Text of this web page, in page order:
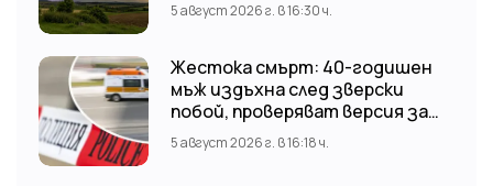
5 август 2026 г. в 16:30 ч.
Жестока смърт: 40-годишен
мъж издъхна след зверски
побой, проверяват версия за
нападение от тийнейджъри
5 август 2026 г. в 16:18 ч.